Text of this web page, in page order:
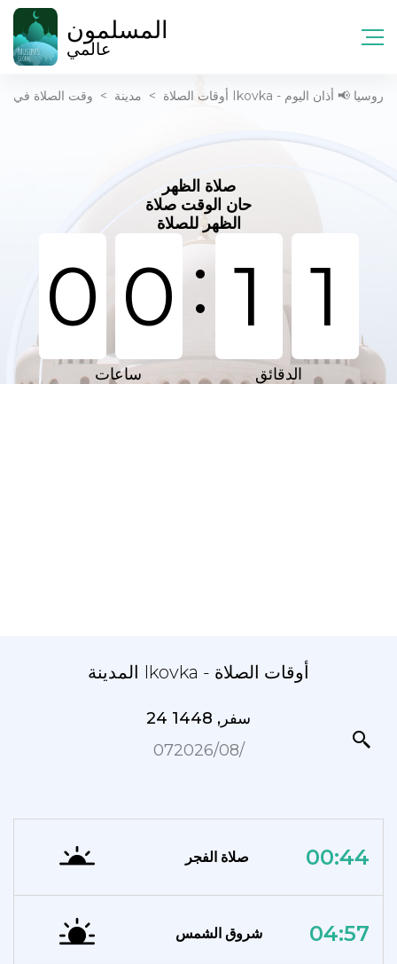
المسلمون
عالمي
أوقات الصلاة > مدينة > وقت الصلاة في Ikovka - روسيا 📢 أذان اليوم
صلاة الظهر
حان الوقت صلاة
الظهر للصلاة
0 0: 1 1
ساعات الدقائق
المدينة Ikovka - أوقات الصلاة
24 سفر, 1448
07‏/08‏/2026
صلاة الفجر 00:44
شروق الشمس 04:57